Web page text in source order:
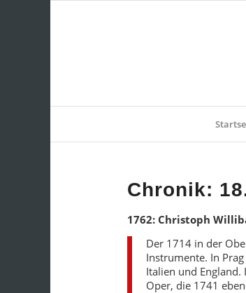
Chronik:
1762: Christoph
Der 1714 in der
Instrumente. In
Italien und
Oper, die 1741